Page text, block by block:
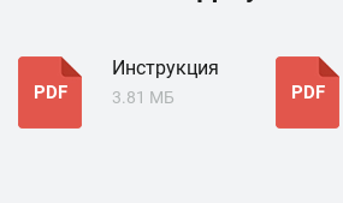
PDF
Инструкция
3.81 МБ PDF